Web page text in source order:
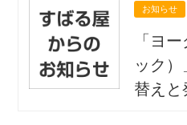
お知らせ
「ヨ
ック）
替えと